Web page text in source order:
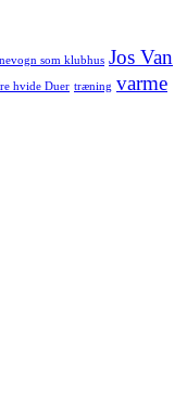
som klubhus Jos Van
hvide Duer træning varme